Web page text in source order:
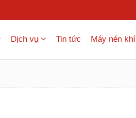
Dịch vụ Tin tức Máy nén khí